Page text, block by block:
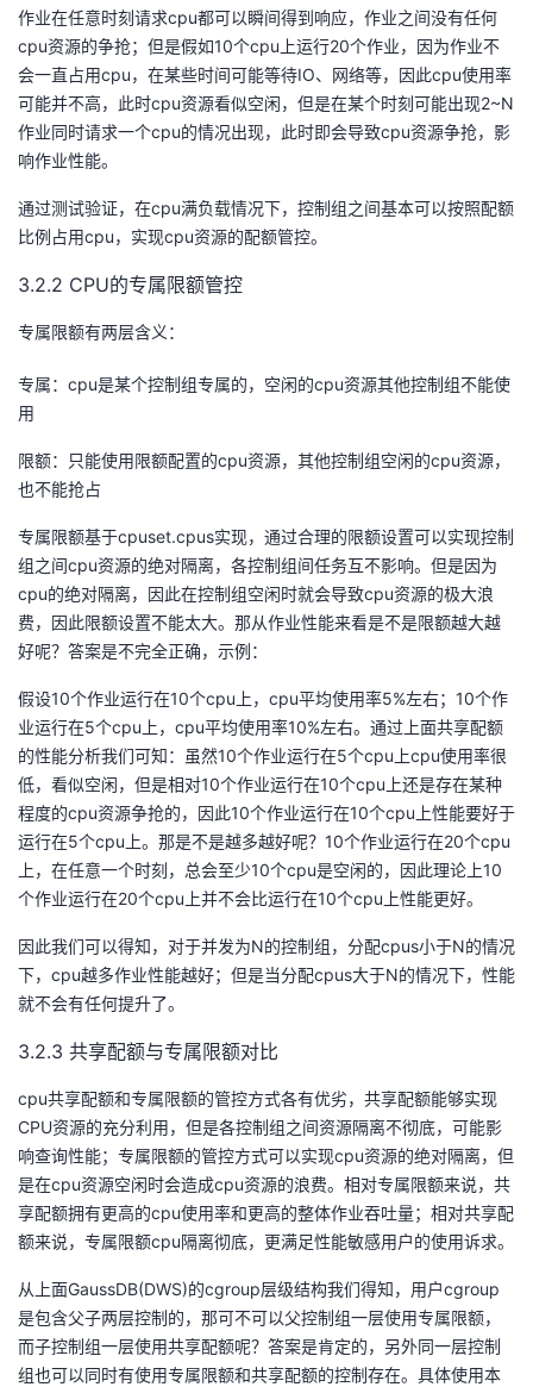
作业在任意时刻请求cpu都可以瞬间得到响应，作业之间没有任何
cpu资源的争抢；但是假如10个cpu上运行20个作业，因为作业不
会一直占用cpu，在某些时间可能等待IO、网络等，因此cpu使用率
可能并不高，此时cpu资源看似空闲，但是在某个时刻可能出现2~N
作业同时请求一个cpu的情况出现，此时即会导致cpu资源争抢，影
响作业性能。
通过测试验证，在cpu满负载情况下，控制组之间基本可以按照配额
比例占用cpu，实现cpu资源的配额管控。
3.2.2 CPU的专属限额管控
专属限额有两层含义：
专属：cpu是某个控制组专属的，空闲的cpu资源其他控制组不能使
用
限额：只能使用限额配置的cpu资源，其他控制组空闲的cpu资源，
也不能抢占
专属限额基于cpuset.cpus实现，通过合理的限额设置可以实现控制
组之间cpu资源的绝对隔离，各控制组间任务互不影响。但是因为
cpu的绝对隔离，因此在控制组空闲时就会导致cpu资源的极大浪
费，因此限额设置不能太大。那从作业性能来看是不是限额越大越
好呢？答案是不完全正确，示例：
假设10个作业运行在10个cpu上，cpu平均使用率5%左右；10个作
业运行在5个cpu上，cpu平均使用率10%左右。通过上面共享配额
的性能分析我们可知：虽然10个作业运行在5个cpu上cpu使用率很
低，看似空闲，但是相对10个作业运行在10个cpu上还是存在某种
程度的cpu资源争抢的，因此10个作业运行在10个cpu上性能要好于
运行在5个cpu上。那是不是越多越好呢？10个作业运行在20个cpu
上，在任意一个时刻，总会至少10个cpu是空闲的，因此理论上10
个作业运行在20个cpu上并不会比运行在10个cpu上性能更好。
因此我们可以得知，对于并发为N的控制组，分配cpus小于N的情况
下，cpu越多作业性能越好；但是当分配cpus大于N的情况下，性能
就不会有任何提升了。
3.2.3 共享配额与专属限额对比
cpu共享配额和专属限额的管控方式各有优劣，共享配额能够实现
CPU资源的充分利用，但是各控制组之间资源隔离不彻底，可能影
响查询性能；专属限额的管控方式可以实现cpu资源的绝对隔离，但
是在cpu资源空闲时会造成cpu资源的浪费。相对专属限额来说，共
享配额拥有更高的cpu使用率和更高的整体作业吞吐量；相对共享配
额来说，专属限额cpu隔离彻底，更满足性能敏感用户的使用诉求。
从上面GaussDB(DWS)的cgroup层级结构我们得知，用户cgroup
是包含父子两层控制的，那可不可以父控制组一层使用专属限额，
而子控制组一层使用共享配额呢？答案是肯定的，另外同一层控制
组也可以同时有使用专属限额和共享配额的控制存在。具体使用本